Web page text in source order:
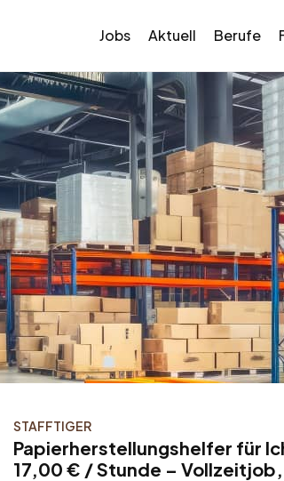
Jobs Aktuell Berufe
STAFFTIGER
Papierherstellungshelfer für
17,00 € / Stunde –